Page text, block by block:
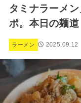
タミナラーメ
ポ。本日の麺
ラーメン 2025.09.12